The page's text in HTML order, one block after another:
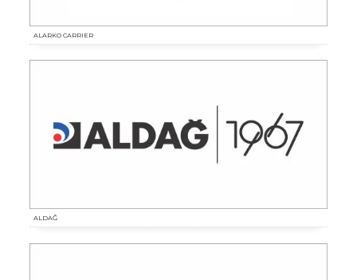
ALARKO CARRIER
ALDAĞ